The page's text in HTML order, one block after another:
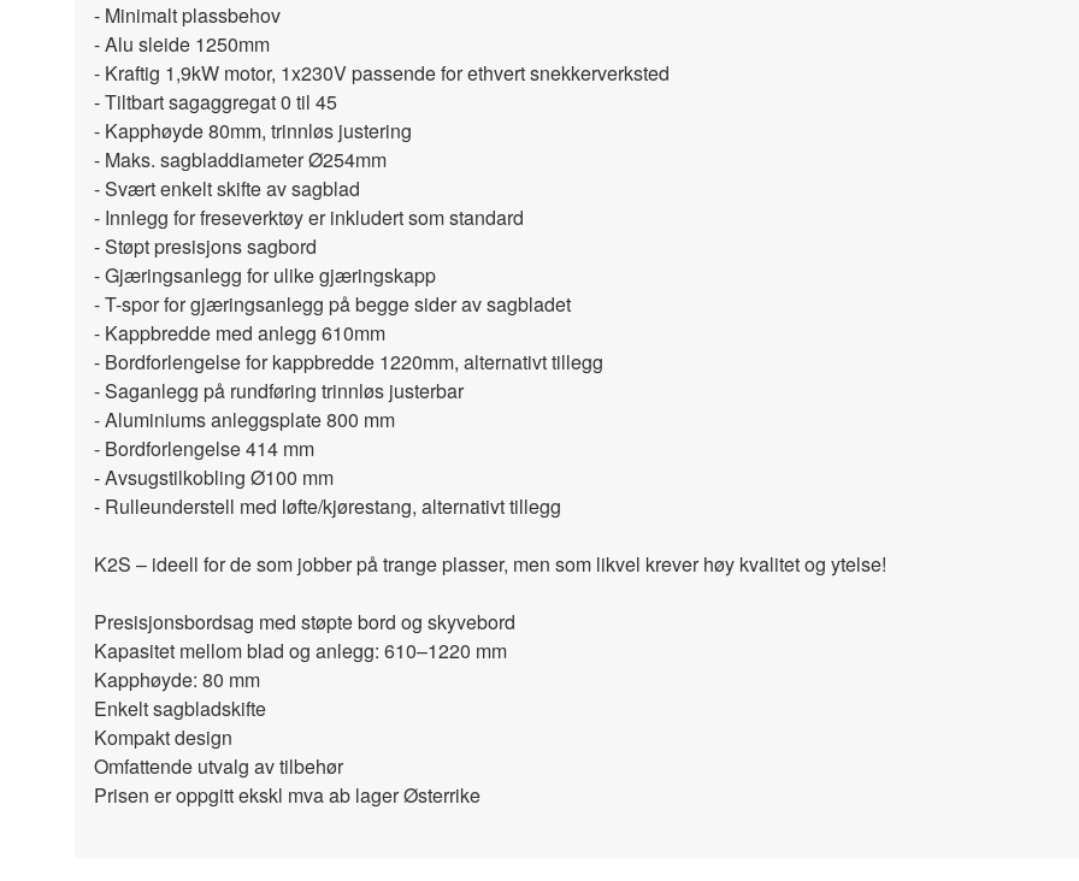
- Minimalt plassbehov
- Alu sleide 1250mm
- Kraftig 1,9kW motor, 1x230V passende for ethvert snekkerverksted
- Tiltbart sagaggregat 0 til 45
- Kapphøyde 80mm, trinnløs justering
- Maks. sagbladdiameter Ø254mm
- Svært enkelt skifte av sagblad
- Innlegg for freseverktøy er inkludert som standard
- Støpt presisjons sagbord
- Gjæringsanlegg for ulike gjæringskapp
- T-spor for gjæringsanlegg på begge sider av sagbladet
- Kappbredde med anlegg 610mm
- Bordforlengelse for kappbredde 1220mm, alternativt tillegg
- Saganlegg på rundføring trinnløs justerbar
- Aluminiums anleggsplate 800 mm
- Bordforlengelse 414 mm
- Avsugstilkobling Ø100 mm
- Rulleunderstell med løfte/kjørestang, alternativt tillegg
K2S – ideell for de som jobber på trange plasser, men som likvel krever høy kvalitet og ytelse!
Presisjonsbordsag med støpte bord og skyvebord
Kapasitet mellom blad og anlegg: 610–1220 mm
Kapphøyde: 80 mm
Enkelt sagbladskifte
Kompakt design
Omfattende utvalg av tilbehør
Prisen er oppgitt ekskl mva ab lager Østerrike